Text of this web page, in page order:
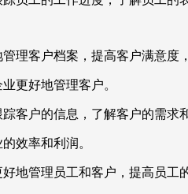
理客户档案，提高客户满意度
更好地管理客户。
客户的信息，了解客户的需求
效率和利润。
地管理员工和客户，提高员工